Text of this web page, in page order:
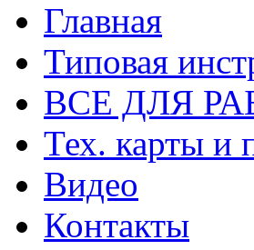
Главная
Типовая
ВСЕ ДЛЯ
Тех. карты и
Видео
Контакты